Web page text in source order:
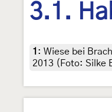
3.1.
1 : Wiese bei
2013 (Foto: Silke